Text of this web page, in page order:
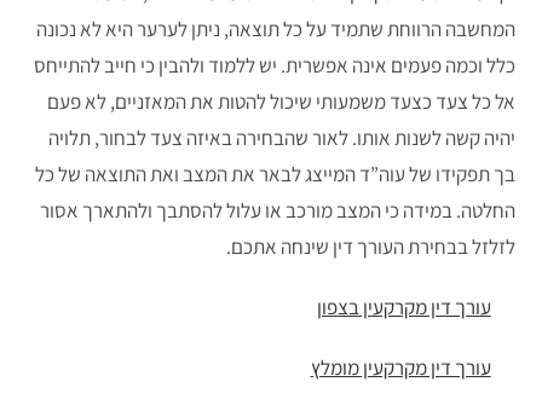
המחשבה הרווחת שתמיד על כל תוצאה, ניתן לערער היא לא נכונה
כלל וכמה פעמים אינה אפשרית. יש ללמוד ולהבין כי חייב להתייחס
אל כל צעד כצעד משמעותי שיכול להטות את המאזניים, לא פעם
יהיה קשה לשנות אותו. לאור שהבחירה באיזה צעד לבחור, תלויה
בך תפקידו של עוה”ד המייצג לבאר את המצב ואת התוצאה של כל
החלטה. במידה כי המצב מורכב או עלול להסתבך ולהתארך אסור
לזלזל בבחירת העורך דין שינחה אתכם.
עורך דין מקרקעין בצפון
עורך דין מקרקעין מומלץ